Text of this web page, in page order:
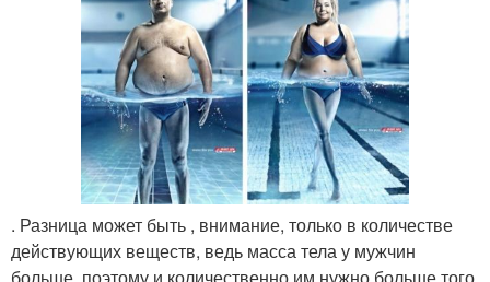
. Разница может быть , внимание, только в количестве
действующих веществ, ведь масса тела у мужчин
больше, поэтому и количественно им нужно больше того